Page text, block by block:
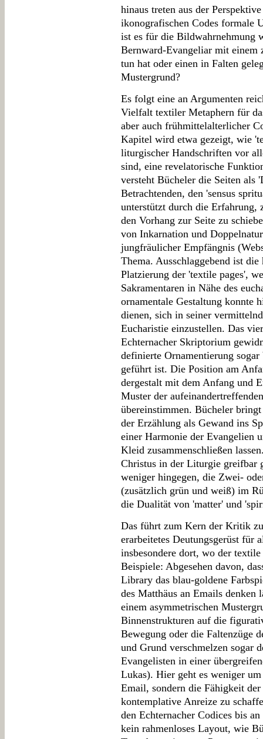
hinaus treten aus der
ikonografischen Codes formale
ist es für die Bildwahrnehmung
Bernward-Evangeliar mit einem
tun hat oder einen in Falten
Mustergrund?
Es folgt eine an Argumenten
Vielfalt textiler Metaphern für
aber auch frühmittelalterlicher
Kapitel wird etwa gezeigt, wie
liturgischer Handschriften vor
sind, eine revelatorische
versteht Bücheler die Seiten als
Betrachtenden, den 'sensus
unterstützt durch die Erfahrung,
den Vorhang zur Seite zu
von Inkarnation und
jungfräulicher Empfängnis
Thema. Ausschlaggebend ist
Platzierung der 'textile pages',
Sakramentaren in Nähe des
ornamentale Gestaltung konnte
dienen, sich in seiner
Eucharistie einzustellen. Das
Echternacher Skriptorium
definierte Ornamentierung
geführt ist. Die Position am
dergestalt mit dem Anfang und
Muster der
übereinstimmen. Bücheler
der Erzählung als Gewand ins
einer Harmonie der Evangelien
Kleid zusammenschließen
Christus in der Liturgie greifbar
weniger hingegen, die Zwei-
(zusätzlich grün und weiß) im
die Dualität von 'matter' und
Das führt zum Kern der Kritik
erarbeitetes Deutungsgerüst für
insbesondere dort, wo der
Beispiele: Abgesehen davon,
Library das blau-goldene
des Matthäus an Emails denken
einem asymmetrischen
Binnenstrukturen auf die
Bewegung oder die Faltenzüge
und Grund verschmelzen sogar
Evangelisten in einer
Lukas). Hier geht es weniger
Email, sondern die Fähigkeit
kontemplative Anreize zu
den Echternacher Codices bis
kein rahmenloses Layout, wie